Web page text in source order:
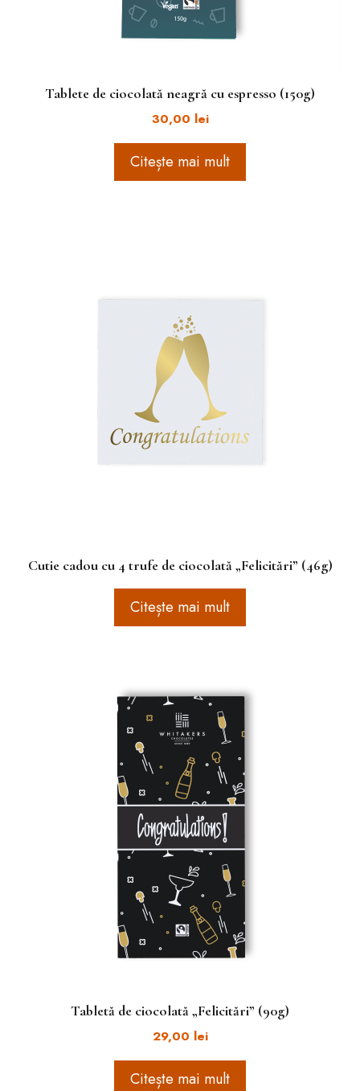
Tablete de ciocolată neagră cu espresso (150g)
30,00 lei
Citește mai mult
Cutie cadou cu 4 trufe de ciocolată „Felicitări” (46g)
Citește mai mult
Tabletă de ciocolată „Felicitări” (90g)
29,00 lei
Citește mai mult